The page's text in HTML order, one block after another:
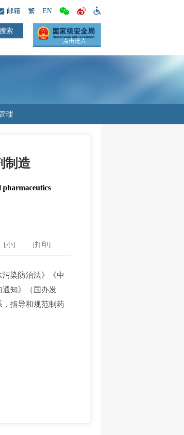
邮箱 繁 EN
点击进入
理
制造
[打印]
[小]
染防治法》《中
知》（国办发
，指导和规范制药